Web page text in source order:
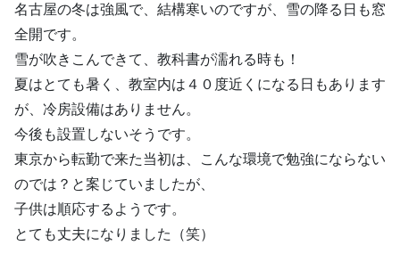
名古屋の冬は強風で、結構寒いのですが、雪の降る日も窓
全開です。
雪が吹きこんできて、教科書が濡れる時も！
夏はとても暑く、教室内は４０度近くになる日もあります
が、冷房設備はありません。
今後も設置しないそうです。
東京から転勤で来た当初は、こんな環境で勉強にならない
のでは？と案じていましたが、
子供は順応するようです。
とても丈夫になりました（笑）